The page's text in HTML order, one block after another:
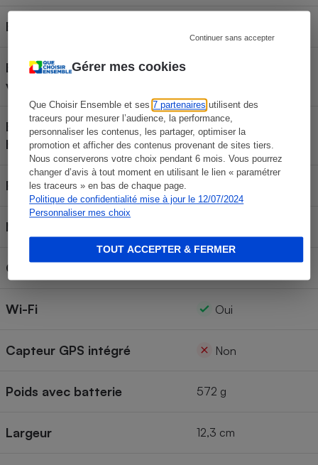
Gérer mes cookies
Que Choisir Ensemble et ses7 partenaires utilisent des
traceurs pour mesurer l’audience, la performance,
personnaliser les contenus, les partager, optimiser la
promotion et afficher des contenus provenant de sites tiers.
Nous conserverons votre choix pendant 6 mois. Vous pourrez
changer d’avis à tout moment en utilisant le lien « paramétrer
les traceurs » en bas de chaque page.
Politique de confidentialité mise à jour le 12/07/2024
Personnaliser mes choix
Continuer sans accepter
TOUT ACCEPTER & FERMER
Écran, hauteur
Écran orientable
verticalement
Écran orientable
horizontalement
Oui
Résolution de l'écran
Mode RAW
Griffe pour flash externe
Wi-Fi Oui
Capteur GPS intégré Non
Poids avec batterie 572 g
Largeur 12,3 cm